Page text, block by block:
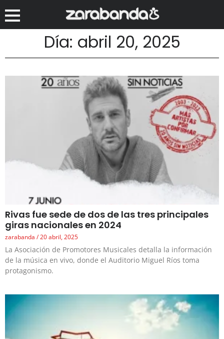
Día: abril 20, 2025
Rivas fue sede de dos de las tres principales
giras nacionales en 2024
zarabanda 20 abril, 2025
La Asociación de Promotores Musicales detalla la información
de la música en vivo, donde el Auditorio Miguel Ríos toma
protagonismo.